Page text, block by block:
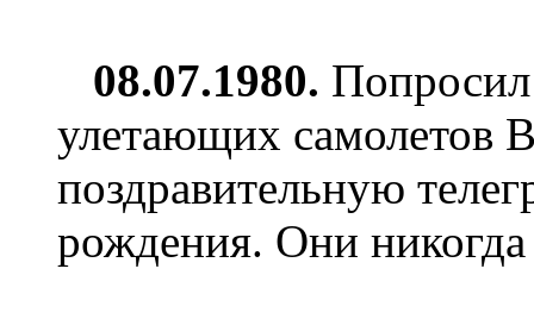
08.07.1980. Попросил
улетающих самолетов
поздравительную
рождения. Они